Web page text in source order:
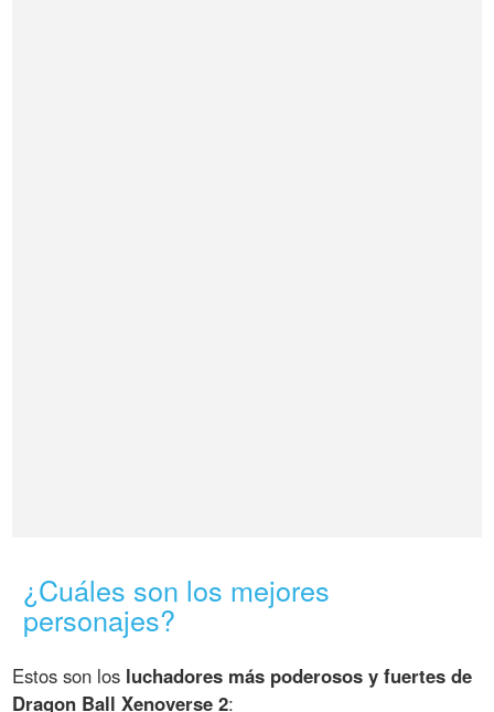
¿Cuáles son los mejores
personajes?
Estos son los luchadores más poderosos y fuertes de
Dragon Ball Xenoverse 2: